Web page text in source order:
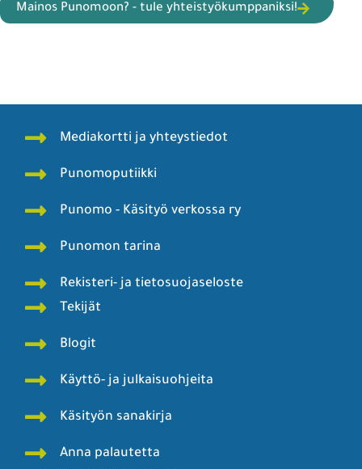
Mainos Punomoon? - tule yhteistyökumppaniksi!
Mediakortti ja yhteystiedot
Punomoputiikki
Punomo - Käsityö verkossa ry
Punomon tarina
Rekisteri- ja tietosuojaseloste
Tekijät
Blogit
Käyttö- ja julkaisuohjeita
Käsityön sanakirja
Anna palautetta